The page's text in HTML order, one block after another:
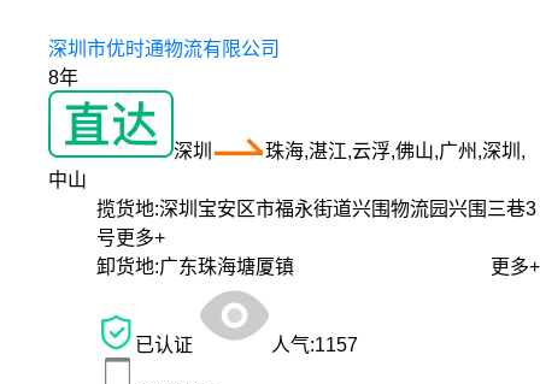
深圳市优时通物流有限公司
8年
深圳
珠海,湛江,云浮,佛山,广州,深圳,
中山
揽货地:深圳宝安区市福永街道兴围物流园兴围三巷3
号更多+
卸货地:广东珠海塘厦镇 更多+
已认证 人气:1157